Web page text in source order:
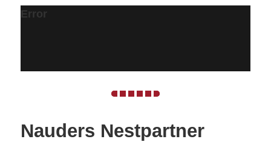
Error
Nauders Nestpartner